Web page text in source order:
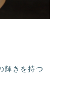
輝きを持つ